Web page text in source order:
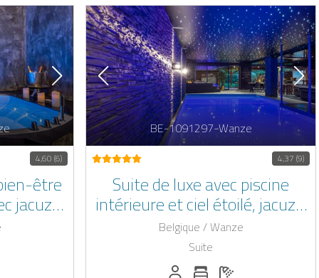
4,60 (6)
être
jacuzzi
4chambres: 2
de salles de bain: 2
BE-1091297-Wanze
4,37 (9)
Suite de luxe avec piscine
intérieure et ciel étoilé, jacuzzi
extérieur, sauna et baignoire
balnéo
Belgique / Wanze
Suite
Personnes (max): 4
Nombre de chambres: 2
Nombre de salles de